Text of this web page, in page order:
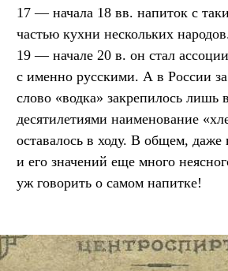
17 — начала 18 вв. напиток с
частью кухни нескольких
19 — начале 20 в. он стал
с именно русскими. А в России
слово «водка» закрепилось лишь
десятилетиями наименование
оставалось в ходу. В общем, даже
и его значений еще много
уж говорить о самом напитке!